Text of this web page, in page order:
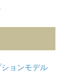
ョンモデル